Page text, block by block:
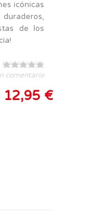
icónicas
de los
comentario
12,95 €